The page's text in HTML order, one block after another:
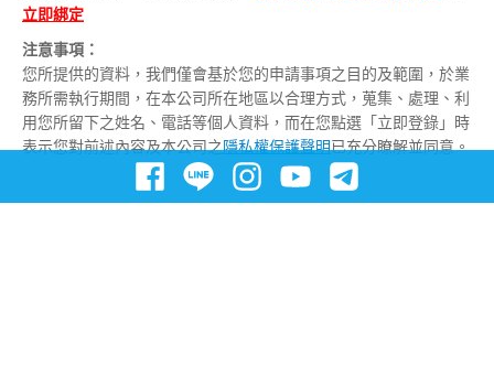
立即綁定
注意事項：
您所提供的資料，我們僅會基於您的申請事項之目的及範圍，於業
務所需執行期間，在本公司所在地區以合理方式，蒐集、處理、利
用您所留下之姓名、電話等個人資料，而在您點選「立即登錄」時
表示您對前述內容及本公司之隱私權保護聲明已充分瞭解並同意。